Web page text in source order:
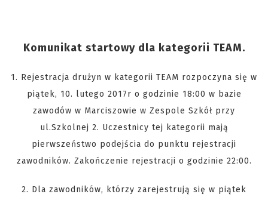
Komunikat startowy dla kategorii TEAM.
1. Rejestracja drużyn w kategorii TEAM rozpoczyna się w
piątek, 10. lutego 2017r o godzinie 18:00 w bazie
zawodów w Marciszowie w Zespole Szkół przy
ul.Szkolnej 2. Uczestnicy tej kategorii mają
pierwszeństwo podejścia do punktu rejestracji
zawodników. Zakończenie rejestracji o godzinie 22:00.
2. Dla zawodników, którzy zarejestrują się w piątek